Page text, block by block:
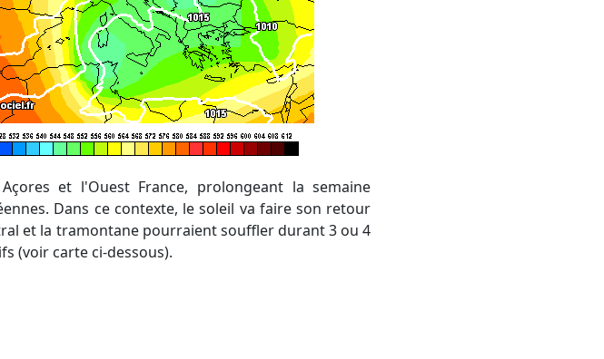
Dans ce contexte, le soleil va faire son retour
et la tramontane pourraient souffler durant 3 ou 4
(voir carte ci-dessous).